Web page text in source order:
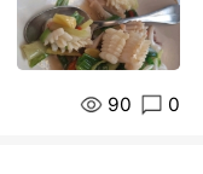
90 0